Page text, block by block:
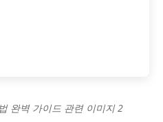
완벽 가이드 관련 이미지 2